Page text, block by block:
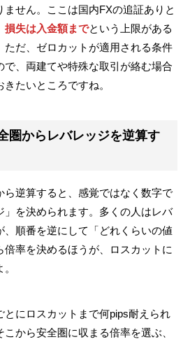
ません。ここは国内FXの追証ありと
損失は入金額までという上限がある
ただ、ゼロカットが適用される条件
で、両建てや特殊な取引が絡む場合
たいところですね。
圏からレバレッジを逆算す
ら逆算すると、感覚ではなく数字で
」を決められます。多くの人はレバ
、順番を逆にして「どれくらいの値
率を決めるほうが、ロスカットに
とにロスカットまで何pips耐えられ
から安全圏に収まる倍率を選ぶ、